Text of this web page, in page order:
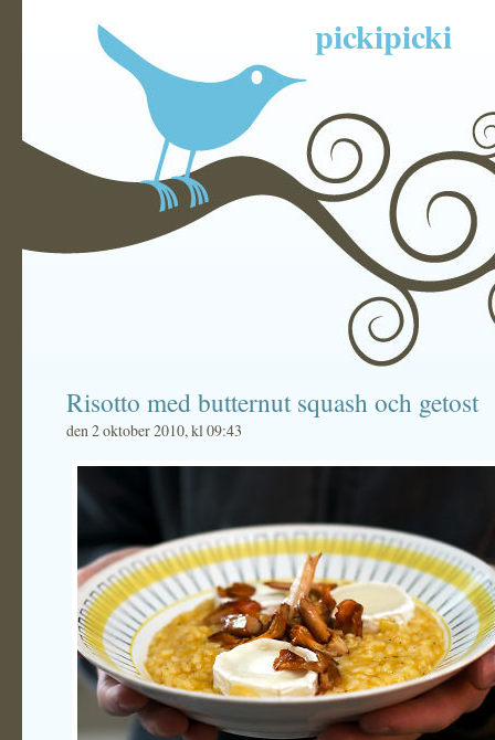
pickipicki
Risotto med butternut squash och getost
den 2 oktober 2010, kl 09:43